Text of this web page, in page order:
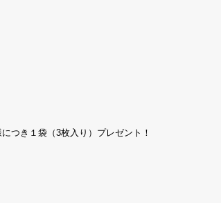
つき１袋（3枚入り）プレゼント！